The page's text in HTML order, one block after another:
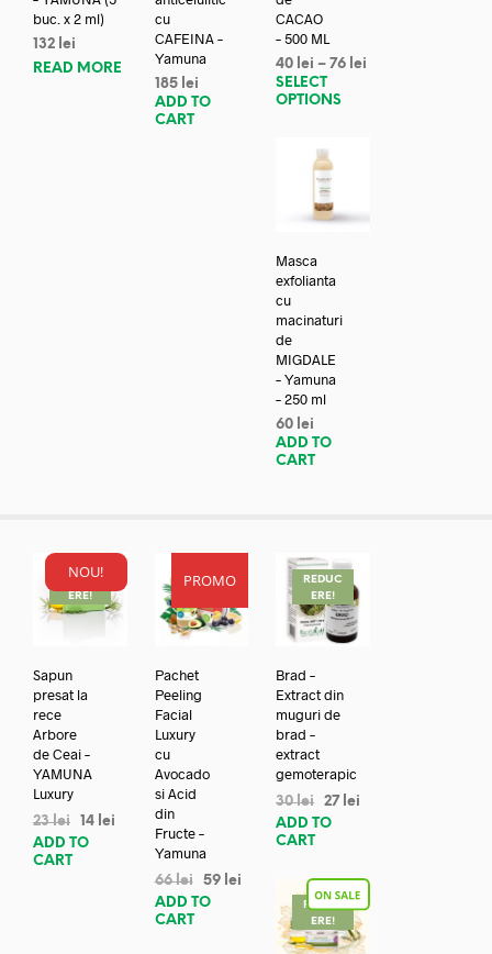
buc. x 2 ml)
132 lei
READ MORE
cu
CAFEINA –
Yamuna
185 lei
ADD TO
CART
CACAO
– 500 ML
40 lei –76 lei
SELECT
OPTIONS
Masca
exfolianta
cu
macinaturi
de
MIGDALE
– Yamuna
– 250 ml
60 lei
ADD TO
CART
NOU!
REDUC
ERE!
Sapun
presat la
rece
Arbore
de Ceai –
YAMUNA
Luxury
23lei 14 lei
ADD TO
CART
PROMO
REDUC
Pachet
Peeling
Facial
Luxury
cu
Avocado
si Acid
din
Fructe –
Yamuna
66lei 59 lei
ADD TO
CART
REDUC
ERE!
Brad –
Extract din
muguri de
brad –
extract
gemoterapic
30lei 27 lei
ADD TO
CART
REDUC
ERE!